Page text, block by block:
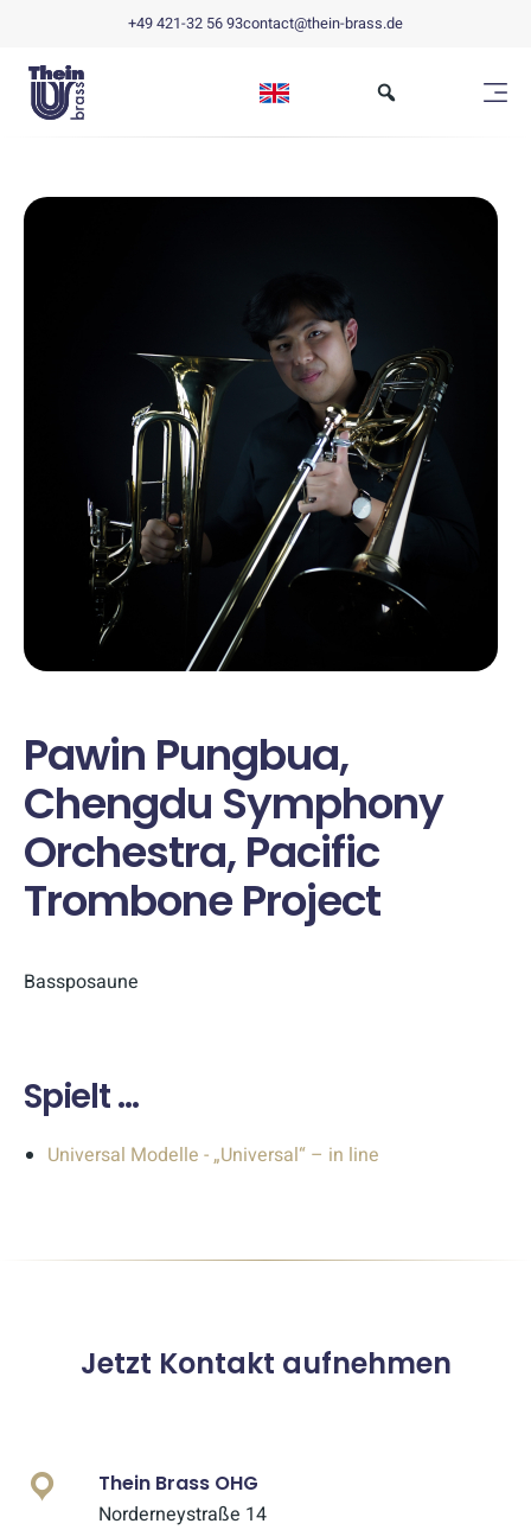
+49 421-32 56 93contact@thein-brass.de
Pawin Pungbua,
Chengdu Symphony
Orchestra, Pacific
Trombone Project
Bassposaune
Spielt ...
Universal Modelle - „Universal“ – in line
Jetzt Kontakt aufnehmen
Thein Brass OHG
Norderneystraße 14